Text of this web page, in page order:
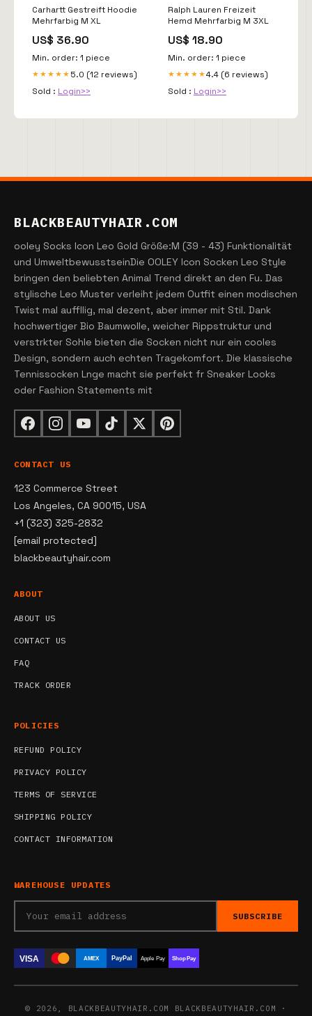
Carhartt Gestreift Hoodie
Mehrfarbig M XL
US$ 36.90
Min. order: 1 piece
★★★★★ 5.0 (12 reviews)
Sold : Login>>
Ralph Lauren Freizeit
Hemd Mehrfarbig M 3XL
US$ 18.90
Min. order: 1 piece
★★★★★4.4 (6 reviews)
Sold : Login>>
BLACKBEAUTYHAIR.COM
ooley Socks Icon Leo Gold Größe:M (39 - 43) Funktionalität
und UmweltbewusstseinDie OOLEY Icon Socken Leo Style
bringen den beliebten Animal Trend direkt an den Fu. Das
stylische Leo Muster verleiht jedem Outfit einen modischen
Twist mal auffllig, mal dezent, aber immer mit Stil. Dank
hochwertiger Bio Baumwolle, weicher Rippstruktur und
verstrkter Sohle bieten die Socken nicht nur ein cooles
Design, sondern auch echten Tragekomfort. Die klassische
Tennissocken Lnge macht sie perfekt fr Sneaker Looks
oder Fashion Statements mit
CONTACT US
123 Commerce Street
Los Angeles, CA 90015, USA
+1 (323) 325-2832
[email protected]
blackbeautyhair.com
ABOUT
ABOUT US
CONTACT US
FAQ
TRACK ORDER
POLICIES
REFUND POLICY
PRIVACY POLICY
TERMS OF SERVICE
SHIPPING POLICY
CONTACT INFORMATION
WAREHOUSE UPDATES
SUBSCRIBE
VISA AMEX PayPal Apple Pay Shop Pay
© 2026, BLACKBEAUTYHAIR.COM BLACKBEAUTYHAIR.COM ·